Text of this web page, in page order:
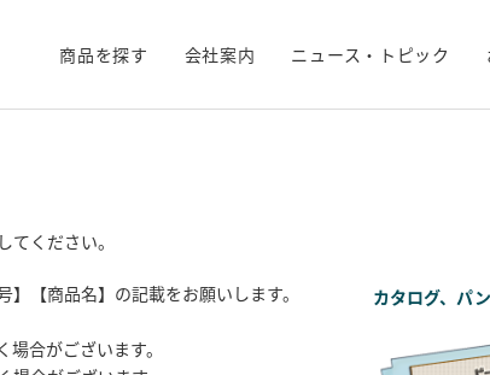
商品を探す 会社案内 ニュース・トピック
ください。
【商品名】の記載をお願いします。
合がございます。
カタログ、パ